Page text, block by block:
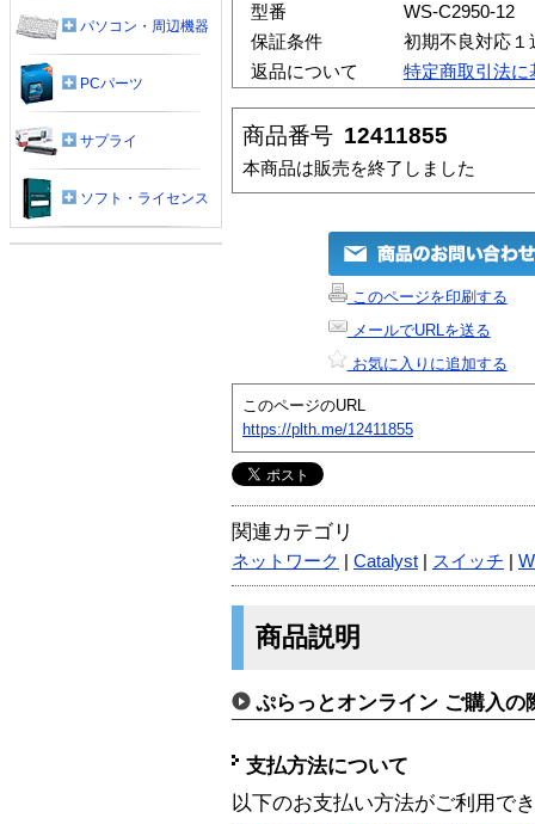
型番
WS-C2950-12
保証条件
初期不良対応１
返品について
特定商取引法に
商品番号 12411855
本商品は販売を終了しました
このページを印刷する
メールでURLを送る
お気に入りに追加する
このページのURL
https://plth.me/12411855
関連カテゴリ
ネットワーク Catalyst スイッチ
商品説明
ぷらっとオンライン ご購入の
支払方法について
以下のお支払い方法がご利用で
パソコン・周辺機器
PCパーツ
サプライ
ソフト・ライセンス